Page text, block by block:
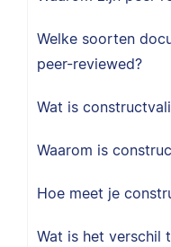
Welke soorten
peer-reviewed?
Wat is
Waarom is
Hoe meet je
Wat is het verschil